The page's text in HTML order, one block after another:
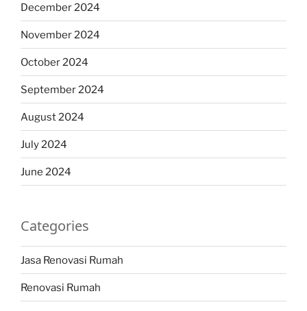
December 2024
November 2024
October 2024
September 2024
August 2024
July 2024
June 2024
Categories
Jasa Renovasi Rumah
Renovasi Rumah